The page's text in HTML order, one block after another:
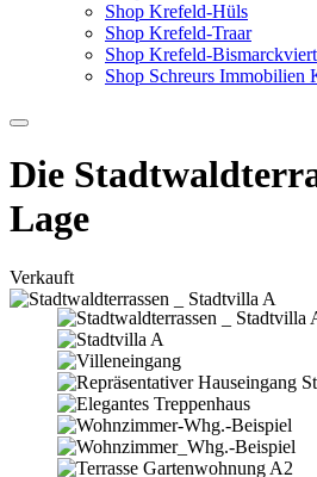
Shop Krefeld-Hüls
Shop Krefeld-Traar
Shop Krefeld-
Shop Schreurs Immobilien
Die
Lage
Verkauft